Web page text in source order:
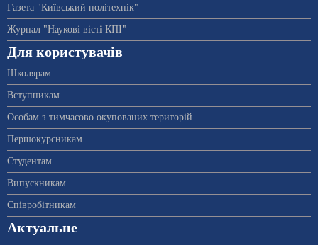
Газета "Київський політехнік"
Журнал "Наукові вісті КПІ"
Для користувачів
Школярам
Вступникам
Особам з тимчасово окупованих територій
Першокурсникам
Студентам
Випускникам
Співробітникам
Актуальне